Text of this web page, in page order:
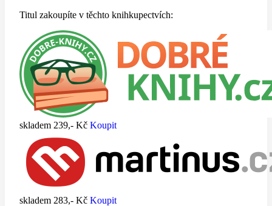
Titul zakoupíte v těchto knihkupectvích:
skladem 239,- Kč Koupit
skladem 283,- Kč Koupit